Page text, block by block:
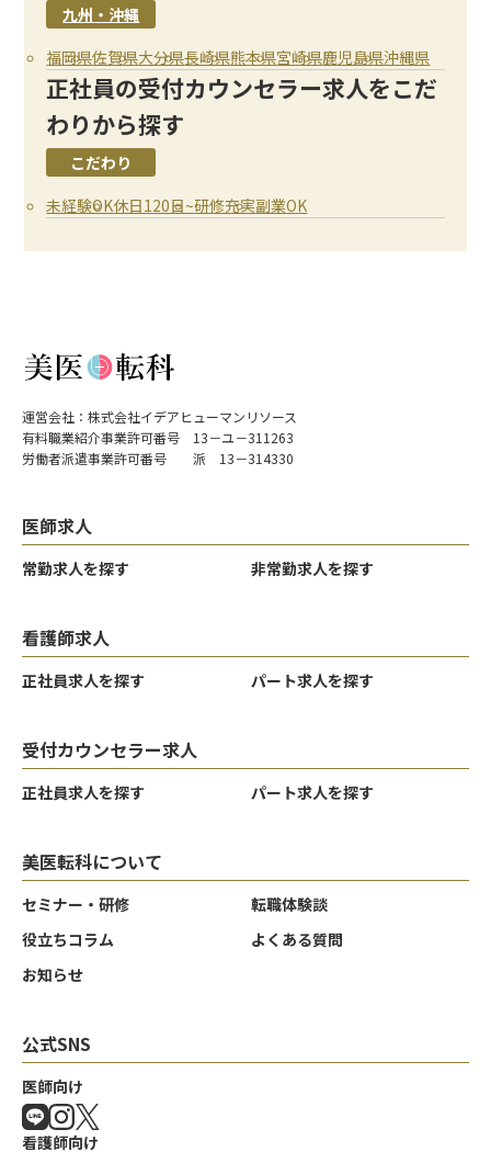
クリア
クリア
クリア
九州・沖縄
福岡県佐賀県大分県長崎県熊本県宮崎県鹿児島県沖縄県
正社員の受付カウンセラー求人をこだ
わりから探す
こだわり
未経験OK休日120日~研修充実副業OK
運営会社：株式会社イデアヒューマンリソース
有料職業紹介事業許可番号 13－ユ－311263
労働者派遣事業許可番号 派 13－314330
医師求人
常勤求人を探す 非常勤求人を探す
看護師求人
正社員求人を探す パート求人を探す
受付カウンセラー求人
正社員求人を探す パート求人を探す
美医転科について
セミナー・研修
転職体験談
役立ちコラム
よくある質問
お知らせ
公式SNS
医師向け
看護師向け